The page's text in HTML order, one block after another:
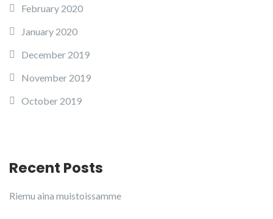
February 2020
January 2020
December 2019
November 2019
October 2019
Recent Posts
Riemu aina muistoissamme